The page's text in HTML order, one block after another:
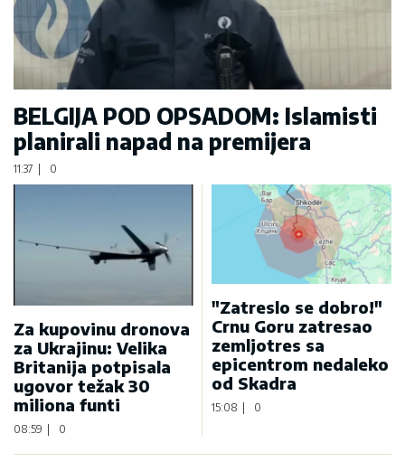
BELGIJA POD OPSADOM: Islamisti
planirali napad na premijera
11:37 0
Za kupovinu dronova
za Ukrajinu: Velika
Britanija potpisala
ugovor težak 30
miliona funti
08:59 0
"Zatreslo se dobro!"
Crnu Goru zatresao
zemljotres sa
epicentrom nedaleko
od Skadra
15:08 | 0